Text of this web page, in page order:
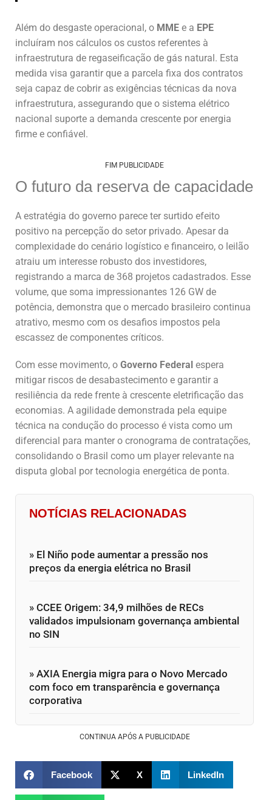
Além do desgaste operacional, o MME e a EPE
incluíram nos cálculos os custos referentes à
infraestrutura de regaseificação de gás natural. Esta
medida visa garantir que a parcela fixa dos contratos
seja capaz de cobrir as exigências técnicas da nova
infraestrutura, assegurando que o sistema elétrico
nacional suporte a demanda crescente por energia
firme e confiável.
FIM PUBLICIDADE
O futuro da reserva de capacidade
A estratégia do governo parece ter surtido efeito
positivo na percepção do setor privado. Apesar da
complexidade do cenário logístico e financeiro, o leilão
atraiu um interesse robusto dos investidores,
registrando a marca de 368 projetos cadastrados. Esse
volume, que soma impressionantes 126 GW de
potência, demonstra que o mercado brasileiro continua
atrativo, mesmo com os desafios impostos pela
escassez de componentes críticos.
Com esse movimento, o Governo Federal espera
mitigar riscos de desabastecimento e garantir a
resiliência da rede frente à crescente eletrificação das
economias. A agilidade demonstrada pela equipe
técnica na condução do processo é vista como um
diferencial para manter o cronograma de contratações,
consolidando o Brasil como um player relevante na
disputa global por tecnologia energética de ponta.
NOTÍCIAS RELACIONADAS
» El Niño pode aumentar a pressão nos
preços da energia elétrica no Brasil
» CCEE Origem: 34,9 milhões de RECs
validados impulsionam governança ambiental
no SIN
» AXIA Energia migra para o Novo Mercado
com foco em transparência e governança
corporativa
CONTINUA APÓS A PUBLICIDADE
Facebook X LinkedIn